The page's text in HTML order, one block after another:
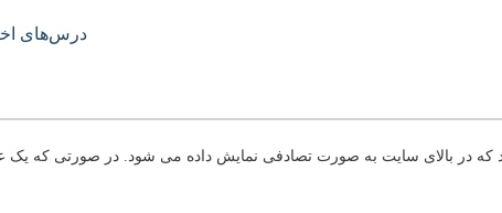
درس‌های اخلاق
در بالای سایت به صورت تصادفی نمایش داده می شود. در صورتی که یک